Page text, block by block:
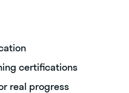
certifications
real progress